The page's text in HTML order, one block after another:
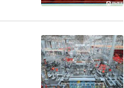
多样，以